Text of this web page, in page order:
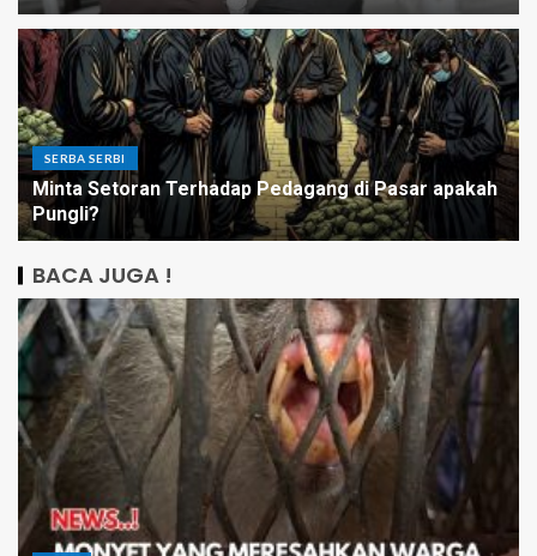
SERBA SERBI
Minta Setoran Terhadap Pedagang di Pasar apakah
Pungli?
BACA JUGA !